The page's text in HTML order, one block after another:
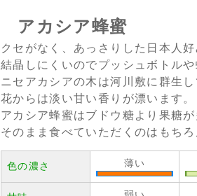
アカシア蜂蜜
クセがなく、あっさりした日本人好
結晶しにくいのでプッシュボトル
ニセアカシアの木は河川敷に群生
花からは淡い甘い香りが漂います。
アカシア蜂蜜はブドウ糖より果糖
そのまま食べていただくのはもち
色の濃さ 薄い